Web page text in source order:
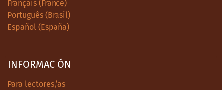
Français (France)
Português (Brasil)
Español (España)
INFORMACIÓN
Para lectores/as